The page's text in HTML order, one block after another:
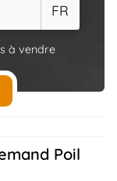
FR
à vendre